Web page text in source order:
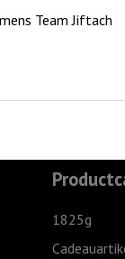
1825g
Team Jiftach